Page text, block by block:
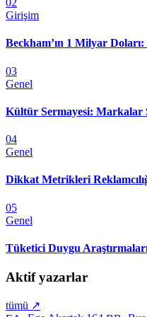
02
Girişim
Beckham’ın 1 Milyar
03
Genel
Kültür Sermayesi: Markalar
04
Genel
Dikkat Metrikleri
05
Genel
Tüketici Duygu
Aktif yazarlar
tümü ↗